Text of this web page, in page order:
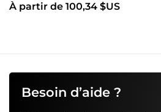
À partir de 100,34 $US
Besoin d’aide ?